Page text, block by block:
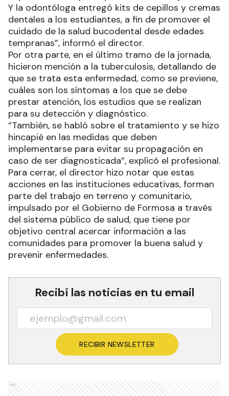
Y la odontóloga entregó kits de cepillos y cremas
dentales a los estudiantes, a fin de promover el
cuidado de la salud bucodental desde edades
tempranas”, informó el director.
Por otra parte, en el último tramo de la jornada,
hicieron mención a la tuberculosis, detallando de
que se trata esta enfermedad, como se previene,
cuáles son los síntomas a los que se debe
prestar atención, los estudios que se realizan
para su detección y diagnóstico.
“También, se habló sobre el tratamiento y se hizo
hincapié en las medidas que deben
implementarse para evitar su propagación en
caso de ser diagnosticada”, explicó el profesional.
Para cerrar, el director hizo notar que estas
acciones en las instituciones educativas, forman
parte del trabajo en terreno y comunitario,
impulsado por el Gobierno de Formosa a través
del sistema público de salud, que tiene por
objetivo central acercar información a las
comunidades para promover la buena salud y
prevenir enfermedades.
Recibí las noticias en tu email
RECIBIR NEWSLETTER
Ads